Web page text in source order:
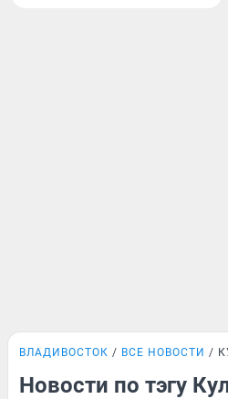
ВЛАДИВОСТОК ВСЕ НОВОСТИ
Новости по тэгу